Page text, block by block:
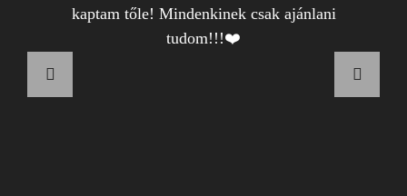
kaptam tőle! Mindenkinek csak ajánlani
tudom!!!❤️